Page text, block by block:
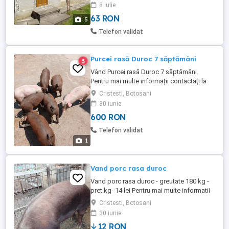
5
935mp la preț de 15 euro ușor neg.
poze....
8 iulie
63 RON
Telefon validat
1
3 Purcei rasă Duroc 7 săptămâni
Vând Purcei rasă Duroc 7 săptămâni.
Pentru mai multe informații contactați la
numărul de telefon din anunț.
Cristesti, Botosani
30 iunie
600 RON
Telefon validat
Vand porc rasa duroc
Vand porc rasa duroc - greutate 180 kg -
pret kg- 14 lei Pentru mai multe informatii
apelati la numarul de telefon din anunt:
Cristesti, Botosani
30 iunie
12 RON